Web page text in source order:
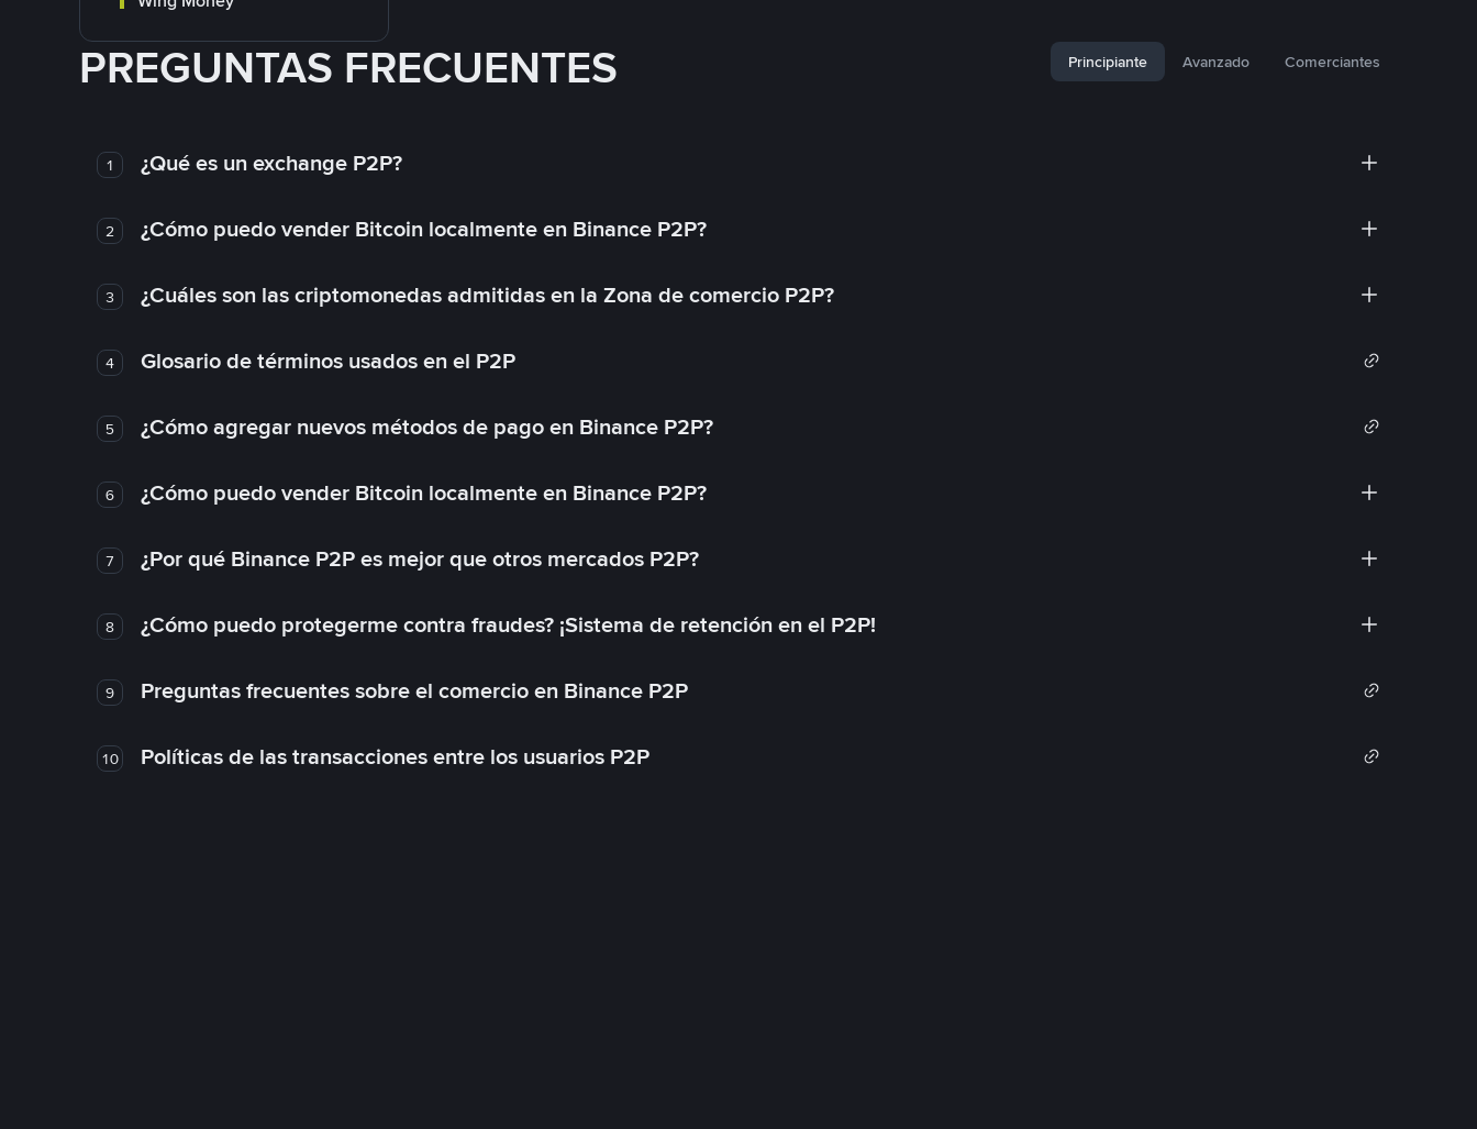
PREGUNTAS FRECUENTES Principiante Avanzado Comerciantes
1 ¿Qué es un exchange P2P?
2 ¿Cómo puedo vender Bitcoin localmente en Binance P2P?
3 ¿Cuáles son las criptomonedas admitidas en la Zona de comercio P2P?
4 Glosario de términos usados en el P2P
5 ¿Cómo agregar nuevos métodos de pago en Binance P2P?
6 ¿Cómo puedo vender Bitcoin localmente en Binance P2P?
7 ¿Por qué Binance P2P es mejor que otros mercados P2P?
8 ¿Cómo puedo protegerme contra fraudes? ¡Sistema de retención en el P2P!
9 Preguntas frecuentes sobre el comercio en Binance P2P
10 Políticas de las transacciones entre los usuarios P2P